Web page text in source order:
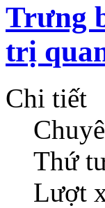
Trưng
trị
Chi tiết
Thứ
Lượt